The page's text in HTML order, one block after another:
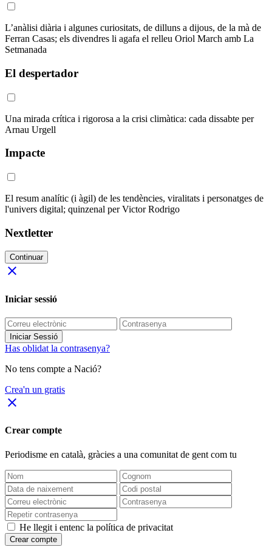
L’anàlisi diària i algunes curiositats, de dilluns a dijous, de la mà de
Ferran Casas; els divendres li agafa el relleu Oriol March amb La
Setmanada
El despertador
Una mirada crítica i rigorosa a la crisi climàtica: cada dissabte per
Arnau Urgell
Impacte
El resum analític (i àgil) de les tendències, viralitats i personatges de
l'univers digital; quinzenal per Victor Rodrigo
Nextletter
Continuar
close
Iniciar sessió
Iniciar Sessió
Has oblidat la contrasenya?
No tens compte a Nació?
Crea'n un gratis
close
Crear compte
Periodisme en català, gràcies a una comunitat de gent com tu
He llegit i entenc la política de privacitat
Crear compte